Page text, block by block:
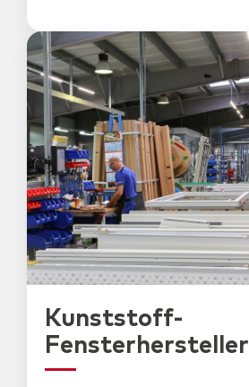
Kunststoff-
Fensterhersteller